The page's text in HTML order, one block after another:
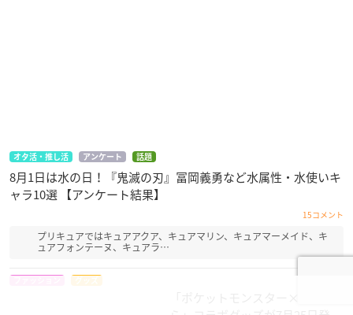
オタ活・推し活 アンケート 話題
8月1日は水の日！『鬼滅の刃』冨岡義勇など水属性・水使いキ
ャラ10選 【アンケート結果】
15コメント
プリキュアではキュアアクア、キュアマリン、キュアマーメイド、キ
ュアフォンテーヌ、キュアラ…
グッズ